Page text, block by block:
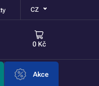
CZ
0 Kč
Akce